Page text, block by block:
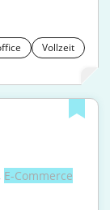
Vollzeit
E-Commerce